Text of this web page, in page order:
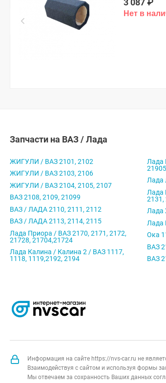
3 087 ₽
Запчасти на ВАЗ / Лада
ЖИГУЛИ / ВАЗ 2101, 2102
ЖИГУЛИ / ВАЗ 2103, 2106
ЖИГУЛИ / ВАЗ 2104, 2105, 2107
ВАЗ 2108, 2109, 21099
ВАЗ / ЛАДА 2110, 2111, 2112
ВАЗ / ЛАДА 2113, 2114, 2115
Лада Приора / ВАЗ 2170, 2171, 2172,
21728, 21704,21724
Лада Калина / Калина 2 / ВАЗ 1117,
1118, 1119,2192, 2194
Лада
Лада
Лада
2131,
Лада
Лада
Ока
ВАЗ
ВАЗ
Информация на сайте https://nvs-car.ru не
Взаимодействуя с сайтом и используя формы
Мы отвечаем за сохранность Ваших данных